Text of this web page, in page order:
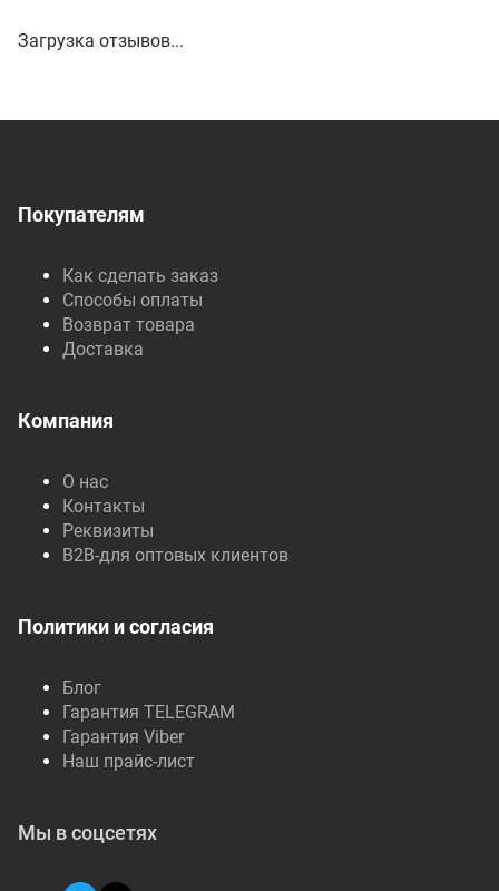
Загрузка отзывов...
Покупателям
Как сделать заказ
Способы оплаты
Возврат товара
Доставка
Компания
О нас
Контакты
Реквизиты
B2B-для оптовых клиентов
Политики и согласия
Блог
Гарантия TELEGRAM
Гарантия Viber
Наш прайс-лист
Мы в соцсетях